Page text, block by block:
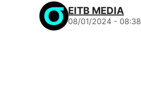
EITB MEDIA
08/01/2024 - 08:38